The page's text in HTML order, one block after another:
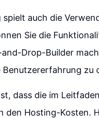
auch die
Sie die
Drop-Builder
Benutzererfahrung zu
dass die im
den Hosting-Kosten.